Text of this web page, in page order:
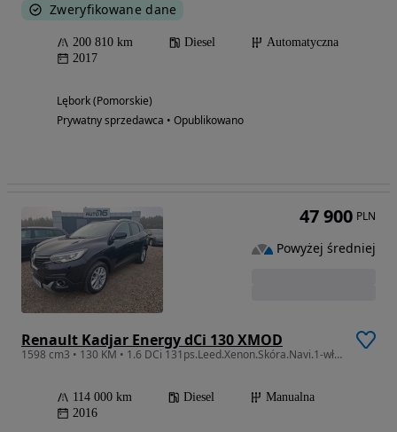
Zweryfikowane dane
200 810 km Diesel
Automatyczna
2017
Lębork (Pomorskie)
Prywatny sprzedawca • Opublikowano
Renault Kadjar Energy dCi 130 XMOD
1598 cm3 • 130 KM • 1.6 DCi 131ps.Leed.Xenon.Skóra.Navi.1-wł.bezwp.SUPER STAN
114 000 km Diesel
Manualna
2016
47 900 PLN
Powyżej średniej